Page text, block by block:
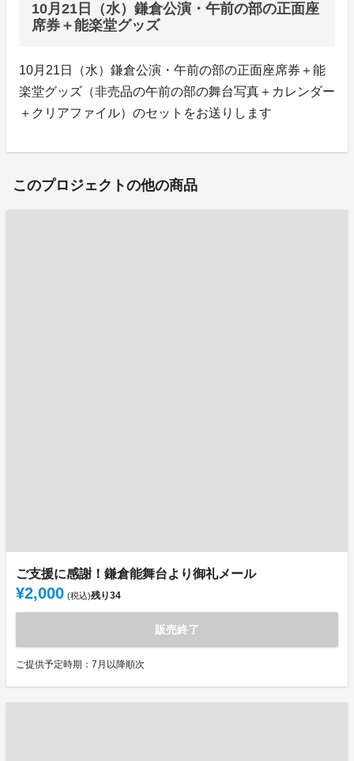
10月21日（水）鎌倉公演・午前の部の正面座
席券＋能楽堂グッズ
10月21日（水）鎌倉公演・午前の部の正面座席券＋能
楽堂グッズ（非売品の午前の部の舞台写真＋カレンダー
＋クリアファイル）のセットをお送りします
このプロジェクトの他の商品
ご支援に感謝！鎌倉能舞台より御礼メール
¥2,000 (税込)残り34
販売終了
ご提供予定時期：7月以降順次